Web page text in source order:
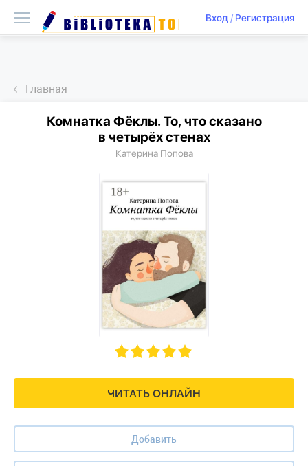
Вход/ Регистрация
Главная
ЧИТАТЬ ОНЛАЙН
Добавить
Комнатка Фёклы. То, что сказано
в четырёх стенах
Катерина Попова